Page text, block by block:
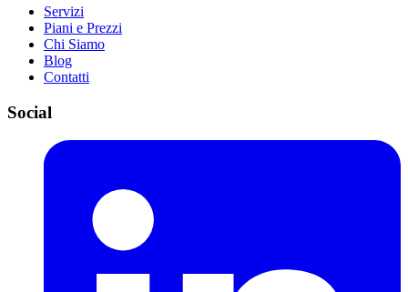
Servizi
Piani e Prezzi
Chi Siamo
Blog
Contatti
Social